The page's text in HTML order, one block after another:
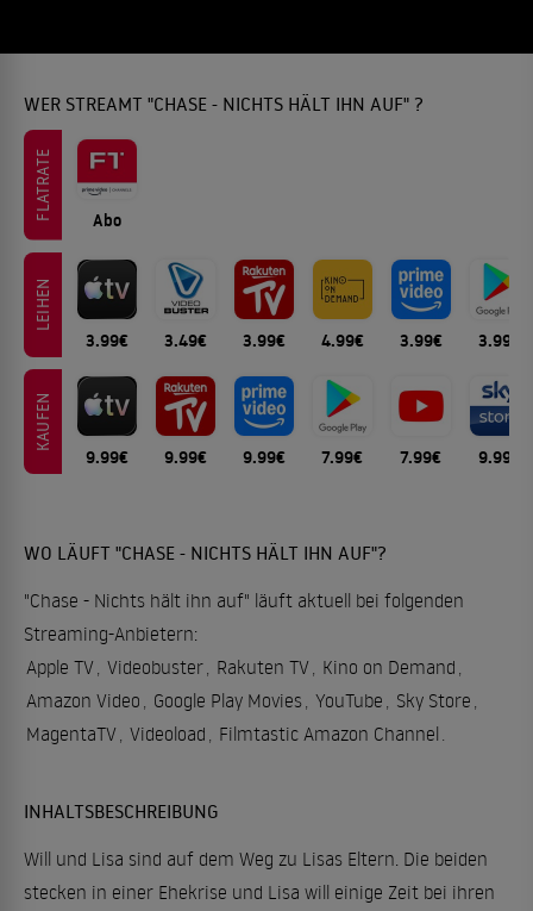
WER STREAMT "CHASE - NICHTS HÄLT IHN AUF" ?
FLATRATE Abo
LEIHEN
3.99€ 3.49€ 3.99€ 4.99€ 3.99€ 3.99€
KAUFEN
9.99€ 9.99€ 9.99€ 7.99€ 7.99€ 9.99€
WO LÄUFT "CHASE - NICHTS HÄLT IHN AUF"?
"Chase - Nichts hält ihn auf" läuft aktuell bei folgenden
Streaming-Anbietern:
Apple TV Videobuster Rakuten TV Kino on Demand
Amazon Video
Google Play Movies YouTube Sky Store
MagentaTV Videoload Filmtastic Amazon Channel
INHALTSBESCHREIBUNG
Will und Lisa sind auf dem Weg zu Lisas Eltern. Die beiden
stecken in einer Ehekrise und Lisa will einige Zeit bei ihren